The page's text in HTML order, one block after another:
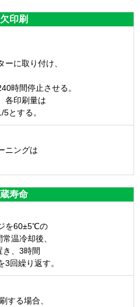
印刷
に取り付け、
時間停止させる。
各印刷量は
とする。
ニングは
寿命
を60±5℃の
温冷却後、
、3時間
回繰り返す。
する場合、